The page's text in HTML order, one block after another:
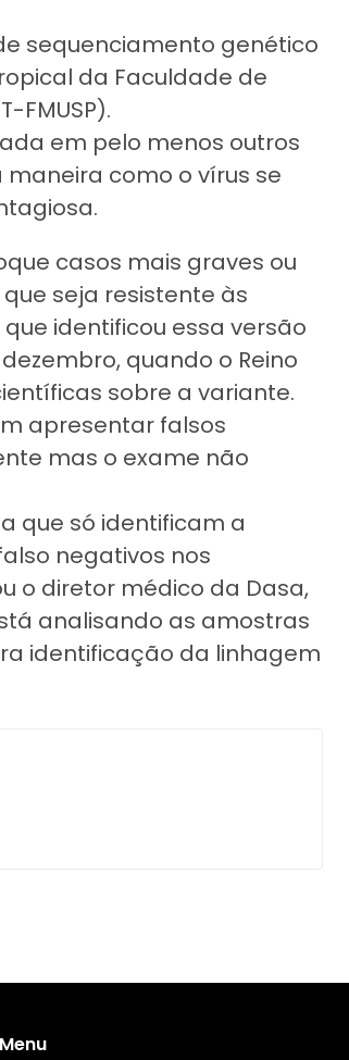
sequenciamento genético
da Faculdade de
FMUSP).
em pelo menos outros
como o vírus se
casos mais graves ou
seja resistente às
identificou essa versão
quando o Reino
sobre a variante.
apresentar falsos
mas o exame não
que só identificam a
negativos nos
o diretor médico da Dasa,
analisando as amostras
identificação da linhagem
Menu